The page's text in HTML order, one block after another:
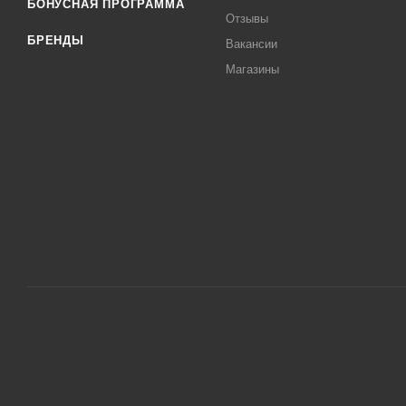
БОНУСНАЯ ПРОГРАММА
БРЕНДЫ
Отзывы
Вакансии
Магазины